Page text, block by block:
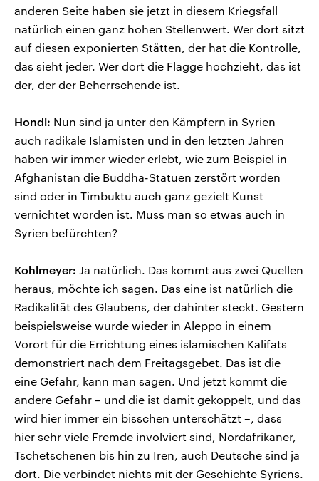
anderen Seite haben sie jetzt in diesem Kriegsfall
natürlich einen ganz hohen Stellenwert. Wer dort sitzt
auf diesen exponierten Stätten, der hat die Kontrolle,
das sieht jeder. Wer dort die Flagge hochzieht, das ist
der, der der Beherrschende ist.
Hondl: Nun sind ja unter den Kämpfern in Syrien
auch radikale Islamisten und in den letzten Jahren
haben wir immer wieder erlebt, wie zum Beispiel in
Afghanistan die Buddha-Statuen zerstört worden
sind oder in Timbuktu auch ganz gezielt Kunst
vernichtet worden ist. Muss man so etwas auch in
Syrien befürchten?
Kohlmeyer: Ja natürlich. Das kommt aus zwei Quellen
heraus, möchte ich sagen. Das eine ist natürlich die
Radikalität des Glaubens, der dahinter steckt. Gestern
beispielsweise wurde wieder in Aleppo in einem
Vorort für die Errichtung eines islamischen Kalifats
demonstriert nach dem Freitagsgebet. Das ist die
eine Gefahr, kann man sagen. Und jetzt kommt die
andere Gefahr – und die ist damit gekoppelt, und das
wird hier immer ein bisschen unterschätzt –, dass
hier sehr viele Fremde involviert sind, Nordafrikaner,
Tschetschenen bis hin zu Iren, auch Deutsche sind ja
dort. Die verbindet nichts mit der Geschichte Syriens.